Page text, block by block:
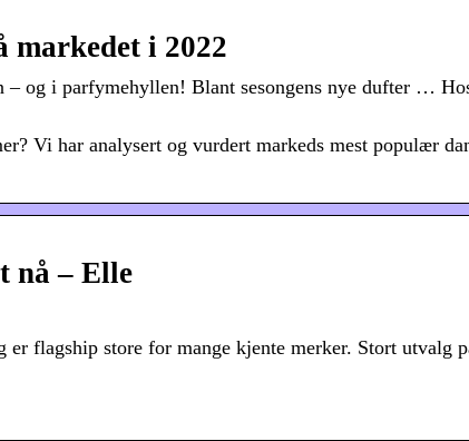
markedet i 2022
– og i parfymehyllen! Blant sesongens nye dufter …
Vi har analysert og vurdert markeds mest populær
nå – Elle
flagship store for mange kjente merker. Stort utvalg